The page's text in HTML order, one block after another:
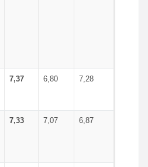
7,37 6,80 7,28
7,33 7,07 6,87